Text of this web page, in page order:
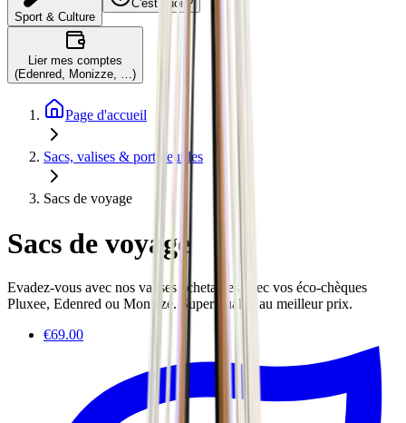
Sport & Culture
C'est quoi ?
Lier mes comptes
(Edenred, Monizze, …)
Page d'accueil
Sacs, valises & portefeuilles
Sacs de voyage
Sacs de voyage
Evadez-vous avec nos valises achetables avec vos éco-chèques
Pluxee, Edenred ou Monizze. Super qualité au meilleur prix.
€69.00